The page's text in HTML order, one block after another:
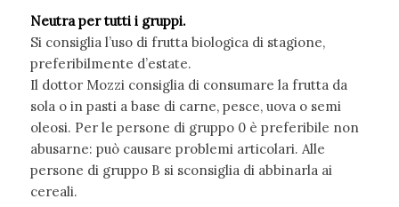
Neutra per tutti i gruppi.
Si consiglia l’uso di frutta biologica di stagione,
preferibilmente d’estate.
Il dottor Mozzi consiglia di consumare la frutta da
sola o in pasti a base di carne, pesce, uova o semi
oleosi. Per le persone di gruppo 0 è preferibile non
abusarne: può causare problemi articolari. Alle
persone di gruppo B si sconsiglia di abbinarla ai
cereali.